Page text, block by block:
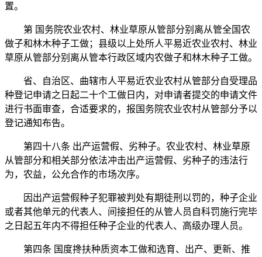
置。
第 国务院农业农村、林业草原从管部分别离从管全国农
做子和林木种子工做；县级以上处所人平易近农业农村、林业
草原从管部分别离从管本行政区域内农做子和林木种子工做。
省、自治区、曲辖市人平易近农业农村从管部分自受理品
种登记申请之日起二十个工做日内，对申请者提交的申请文件
进行书面审查，合适要求的，报国务院农业农村从管部分予以
登记通知布告。
第四十八条 出产运营假、劣种子。农业农村、林业草原
从管部分和相关部分依法冲击出产运营假、劣种子的违法行
为，农益，公允合作的市场次序。
因出产运营假种子犯罪被判处有期徒刑以罚的，种子企业
或者其他单元的代表人、间接担任的从管人员自科罚施行完毕
之日起五年内不得担任种子企业的代表人、高级办理人员。
第四条 国度搀扶种质资本工做和选育、出产、更新、推